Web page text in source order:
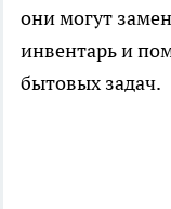
они могут
инвентарь и
бытовых задач.